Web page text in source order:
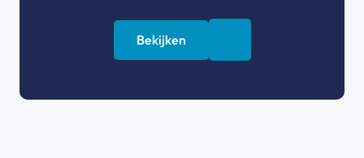
Bekijken